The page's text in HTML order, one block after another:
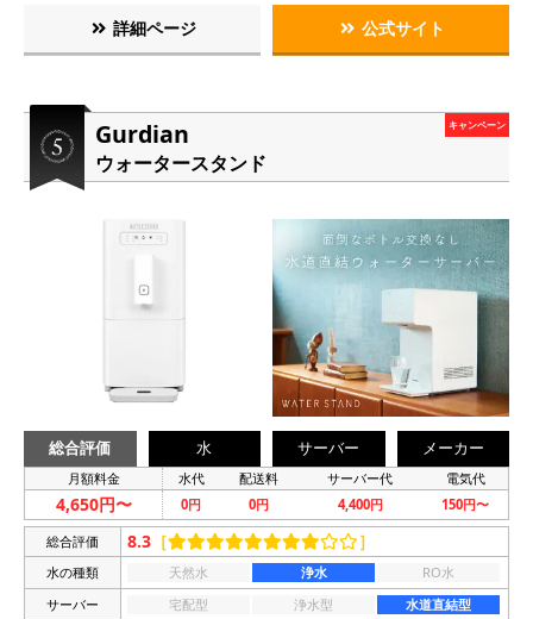
詳細ページ 公式サイト
Gurdian
ウォータースタンド
キャンペーン
総合評価 水 サーバー メーカー
月額料金 水代 配送料 サーバー代 電気代
4,650円〜 0円 0円 4,400円 150円〜
総合評価 8.3 ［ ］
水の種類 天然水 浄水
RO水
サーバー
宅配型 浄水型
水道直結型